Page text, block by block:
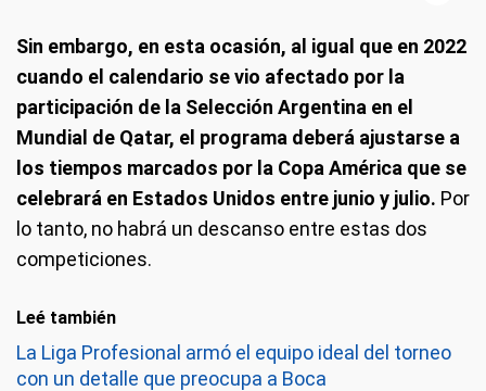
Sin embargo, en esta ocasión, al igual que en 2022
cuando el calendario se vio afectado por la
participación de la Selección Argentina en el
Mundial de Qatar, el programa deberá ajustarse a
los tiempos marcados por la Copa América que se
celebrará en Estados Unidos entre junio y julio. Por
lo tanto, no habrá un descanso entre estas dos
competiciones.
Leé también
La Liga Profesional armó el equipo ideal del torneo
con un detalle que preocupa a Boca